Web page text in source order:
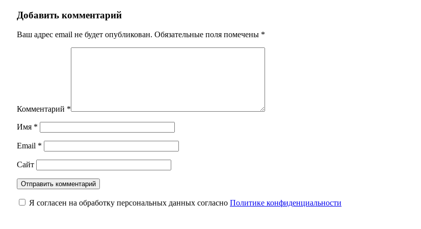
Добавить комментарий
Ваш адрес email не будет опубликован. Обязательные поля помечены *
Комментарий *
Имя *
Email *
Сайт
Я согласен на обработку персональных данных согласно Политике конфиденциальности